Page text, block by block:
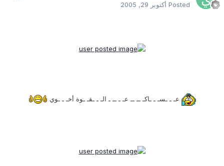
Posted أكتوبر 29, 2005
عـ ـ ـسـ ـ ـاكـ ــ ــ عـ ـ ــ ـ الـ ـ ـقـ ـوة أخـ ـ ـوي